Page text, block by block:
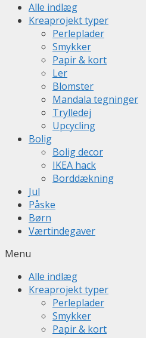
Alle indlæg
Kreaprojekt typer
Perleplader
Smykker
Papir & kort
Ler
Blomster
Mandala tegninger
Trylledej
Upcycling
Bolig
Bolig decor
IKEA hack
Borddækning
Jul
Påske
Børn
Værtindegaver
Menu
Alle indlæg
Kreaprojekt typer
Perleplader
Smykker
Papir & kort